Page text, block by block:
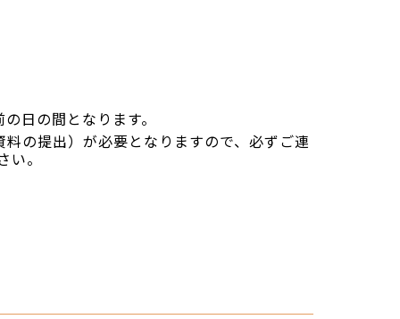
日の間となります。
の提出）が必要となりますので、必ずご連
い。